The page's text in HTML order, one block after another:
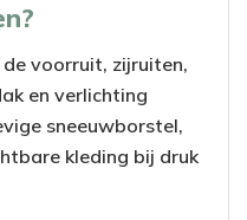
voorruit, zijruiten,
en verlichting
sneeuwborstel,
kleding bij druk